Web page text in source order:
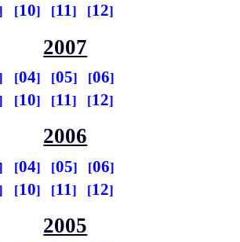
10 11 12
2007
04 05
06
10 11 12
2006
04 05
06
10 11 12
2005